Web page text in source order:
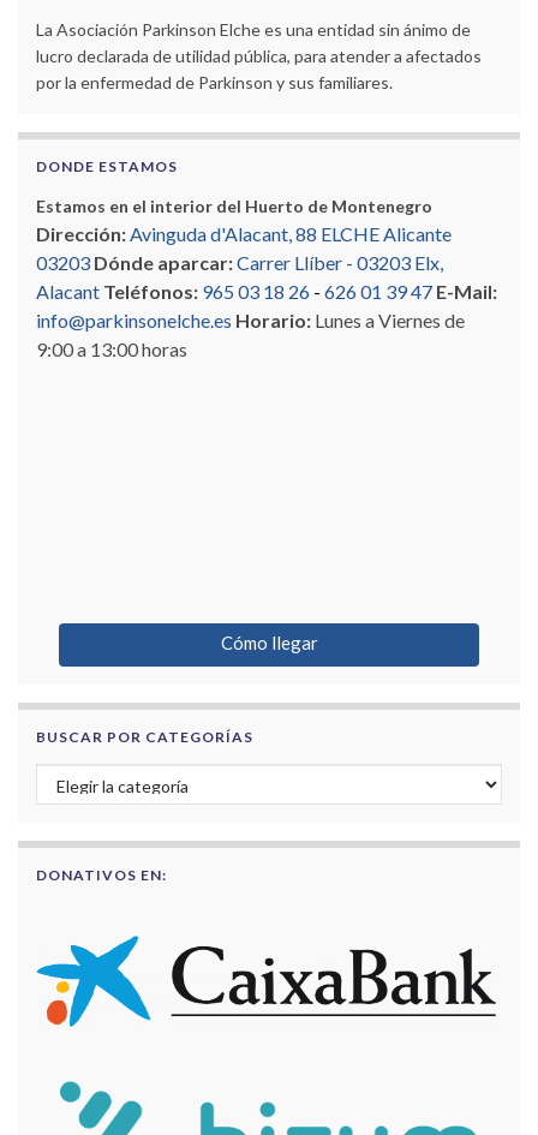
La Asociación Parkinson Elche es una entidad sin ánimo de
lucro declarada de utilidad pública, para atender a afectados
por la enfermedad de Parkinson y sus familiares.
DONDE ESTAMOS
Estamos en el interior del Huerto de Montenegro
Dirección: Avinguda d'Alacant, 88 ELCHE Alicante
03203 Dónde aparcar:Carrer Llíber - 03203 Elx,
Alacant Teléfonos: 965 03 18 26 - 626 01 39 47 E-Mail:
info@parkinsonelche.es Horario: Lunes a Viernes de
9:00 a 13:00 horas
Cómo llegar
BUSCAR POR CATEGORÍAS
Buscar por categorías
DONATIVOS EN: